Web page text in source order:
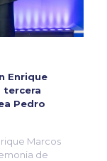
Enrique
tercera
Pedro
Marcos
de